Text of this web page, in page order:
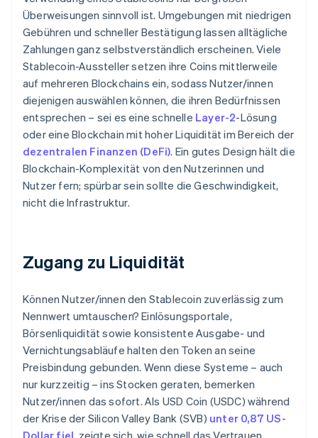
Überweisungen sinnvoll ist. Umgebungen mit niedrigen
Gebühren und schneller Bestätigung lassen alltägliche
Zahlungen ganz selbstverständlich erscheinen. Viele
Stablecoin-Aussteller setzen ihre Coins mittlerweile
auf mehreren Blockchains ein, sodass Nutzer/innen
diejenigen auswählen können, die ihren Bedürfnissen
entsprechen – sei es eine schnelle Layer-2-Lösung
oder eine Blockchain mit hoher Liquidität im Bereich der
dezentralen Finanzen (DeFi). Ein gutes Design hält die
Blockchain-Komplexität von den Nutzerinnen und
Nutzer fern; spürbar sein sollte die Geschwindigkeit,
nicht die Infrastruktur.
Zugang zu Liquidität
Können Nutzer/innen den Stablecoin zuverlässig zum
Nennwert umtauschen? Einlösungsportale,
Börsenliquidität sowie konsistente Ausgabe- und
Vernichtungsabläufe halten den Token an seine
Preisbindung gebunden. Wenn diese Systeme – auch
nur kurzzeitig – ins Stocken geraten, bemerken
Nutzer/innen das sofort. Als USD Coin (USDC) während
der Krise der Silicon Valley Bank (SVB) unter 0,87 US-